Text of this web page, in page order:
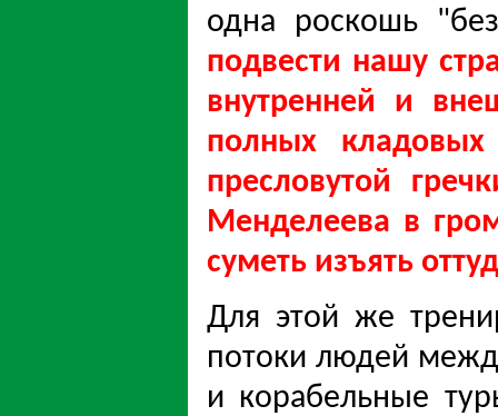
одна роскошь
подвести нашу
внутренней и
полных
пресловутой
Менделеева в
суметь изъять
Для этой же
потоки людей
и корабельные